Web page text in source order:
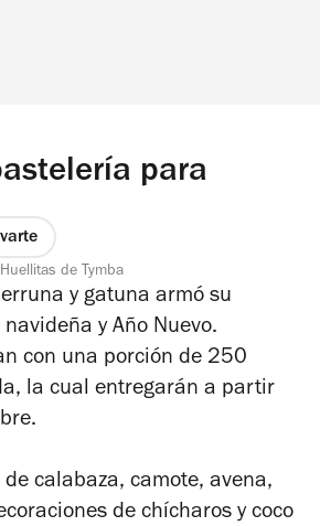
para
de Tymba
y gatuna armó su
y Año Nuevo.
con una porción de 250
la cual entregarán a partir
de calabaza, camote, avena,
de chícharos y coco